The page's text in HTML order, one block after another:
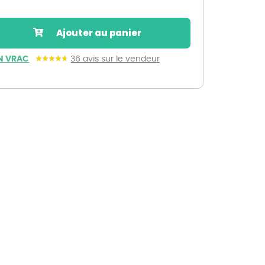
Découvrez nos marques
Nos marques de la nature
Ventes éphémères de plantes
VRAC 36 avis sur le vendeur
Ajouter au panier